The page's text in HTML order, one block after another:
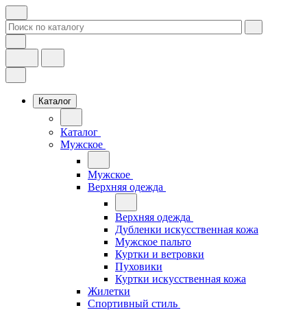
Каталог
Каталог
Мужское
Мужское
Верхняя одежда
Верхняя одежда
Дубленки искусственная кожа
Мужское пальто
Куртки и ветровки
Пуховики
Куртки искусственная кожа
Жилетки
Спортивный стиль